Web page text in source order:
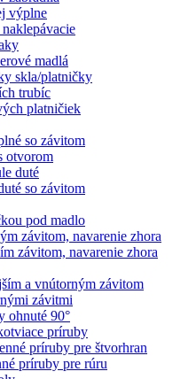
výplne
madlá
skla/platničky
trubíc
platničiek
so závitom
otvorom
duté
so závitom
pod madlo
závitom, navarenie zhora
závitom, navarenie zhora
a vnútorným závitom
závitmi
ohnuté 90°
príruby
príruby pre štvorhran
príruby pre rúru